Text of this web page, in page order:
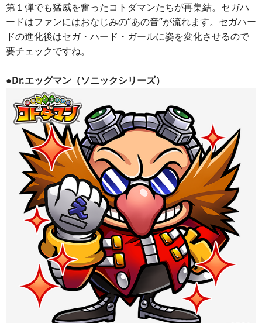
第１弾でも猛威を奮ったコトダマンたちが再集結。セガハ
ードはファンにはおなじみの“あの音”が流れます。セガハー
ドの進化後はセガ・ハード・ガールに姿を変化させるので
要チェックですね。
●Dr.エッグマン（ソニックシリーズ）